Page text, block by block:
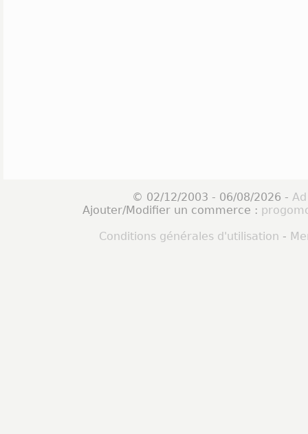
© 02/12/2003 - 06/08/2026 -
Ajouter/Modifier un commerce :
Conditions générales d'utilisation -